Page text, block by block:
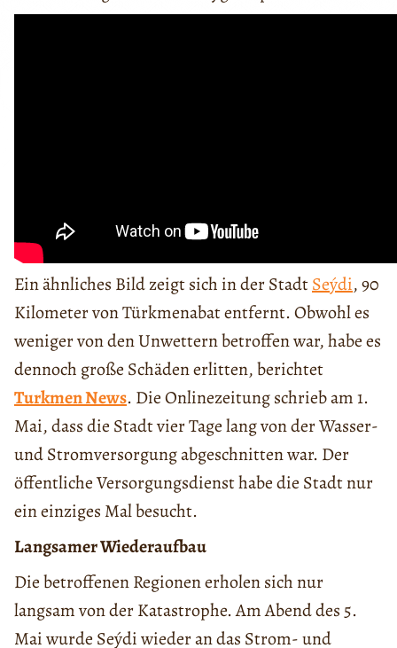
Ein ähnliches Bild zeigt sich in der StadtSeýdi, 90
Kilometer von Türkmenabat entfernt. Obwohl es
weniger von den Unwettern betroffen war, habe es
dennoch große Schäden erlitten, berichtet
Turkmen News. Die Onlinezeitung schrieb am 1.
Mai, dass die Stadt vier Tage lang von der Wasser-
und Stromversorgung abgeschnitten war. Der
öffentliche Versorgungsdienst habe die Stadt nur
ein einziges Mal besucht.
Langsamer Wiederaufbau
Die betroffenen Regionen erholen sich nur
langsam von der Katastrophe. Am Abend des 5.
Mai wurde Seýdi wieder an das Strom- und